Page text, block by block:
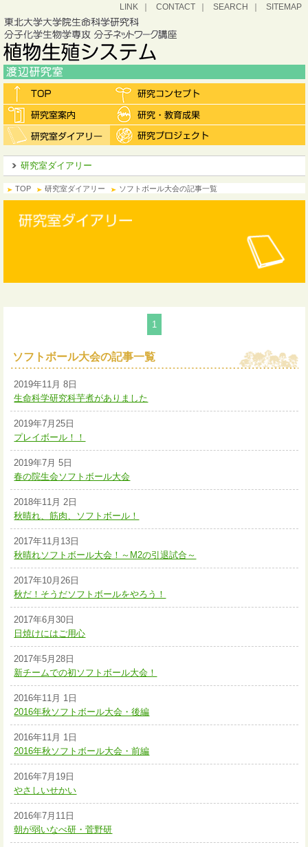
LINK CONTACT SEARCH SITEMAP
研究室ダイアリー
TOP 研究室ダイアリー ソフトボール大会の記事一覧
1
ソフトボール大会の記事一覧
2019年11月 8日
生命科学研究科芋煮がありました
2019年7月25日
プレイボール！！
2019年7月 5日
春の院生会ソフトボール大会
2018年11月 2日
秋晴れ、筋肉、ソフトボール！
2017年11月13日
秋晴れソフトボール大会！～M2の引退試合～
2017年10月26日
秋だ！そうだソフトボールをやろう！
2017年6月30日
日焼けにはご用心
2017年5月28日
新チームでの初ソフトボール大会！
2016年11月 1日
2016年秋ソフトボール大会・後編
2016年11月 1日
2016年秋ソフトボール大会・前編
2016年7月19日
やさしいせかい
2016年7月11日
朝が弱いなべ研・菅野研